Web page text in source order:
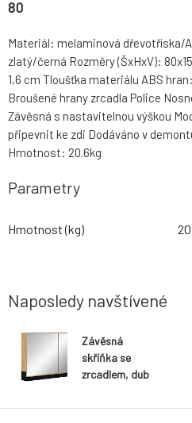
80
Materiál: melaminová dřevotříska/
zlatý/černá Rozměry (ŠxHxV):
1,6 cm Tloušťka materiálu ABS
Broušené hrany zrcadla Police
Závěsná s nastavitelnou výškou
připevnit ke zdi Dodáváno v
Hmotnost: 20.6kg
Parametry
Hmotnost (kg)
Naposledy navštívené
Závěsná
skříňka se
zrcadlem, dub
MOURO 80